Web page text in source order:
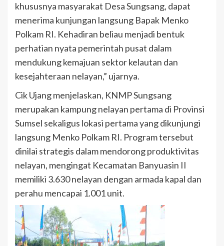
khususnya masyarakat Desa Sungsang, dapat
menerima kunjungan langsung Bapak Menko
Polkam RI. Kehadiran beliau menjadi bentuk
perhatian nyata pemerintah pusat dalam
mendukung kemajuan sektor kelautan dan
kesejahteraan nelayan,” ujarnya.
Cik Ujang menjelaskan, KNMP Sungsang
merupakan kampung nelayan pertama di Provinsi
Sumsel sekaligus lokasi pertama yang dikunjungi
langsung Menko Polkam RI. Program tersebut
dinilai strategis dalam mendorong produktivitas
nelayan, mengingat Kecamatan Banyuasin II
memiliki 3.630 nelayan dengan armada kapal dan
perahu mencapai 1.001 unit.